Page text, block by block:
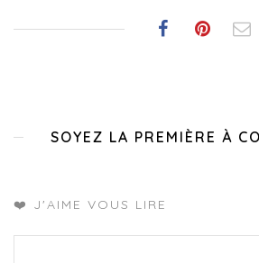
SOYEZ LA PREMIÈRE À
❤️ J'AIME VOUS LIRE